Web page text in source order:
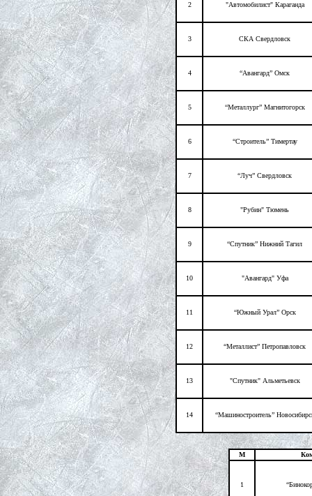
2 "Автомобилист" Караганда
3 СКА Свердловск
4 “Авангард” Омск
5 “Металлург” Магнитогорск
6 “Строитель” Тимертау
7 “Луч” Свердловск
8 "Рубин" Тюмень
9 “Спутник” Нижний Тагил
10 "Авангард" Уфа
11 “Южный Урал” Орск
12 “Металлист” Петропавловск
13 "Спутник" Альметьевск
14 “Машиностроитель”
М
1